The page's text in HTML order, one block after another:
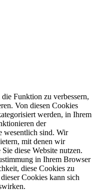
Funktion zu verbessern,
Von diesen Cookies
werden, in Ihrem
der
wesentlich sind. Wir
mit denen wir
diese Website nutzen.
in Ihrem Browser
diese Cookies zu
Cookies kann sich